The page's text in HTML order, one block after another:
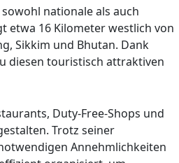
nationale als auch
etwa 16 Kilometer westlich von
Sikkim und Bhutan. Dank
diesen touristisch attraktiven
Duty-Free-Shops und
Trotz seiner
Annehmlichkeiten